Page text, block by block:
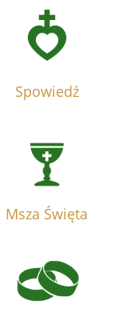
Spowiedź
Msza Święta